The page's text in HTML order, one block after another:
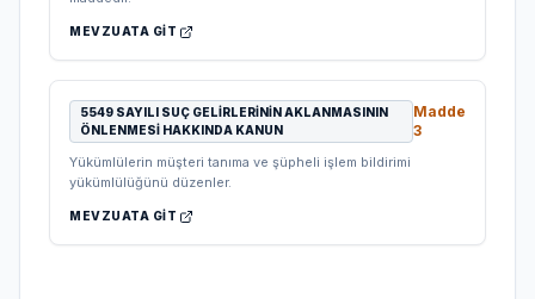
MEVZUATA GIT
5549 SAYILI SUÇ GELIRLERININ AKLANMASININ
ÖNLENMESI HAKKINDA KANUN
Madde
3
Yükümlülerin müşteri tanıma ve şüpheli işlem bildirimi
yükümlülüğünü düzenler.
MEVZUATA GIT